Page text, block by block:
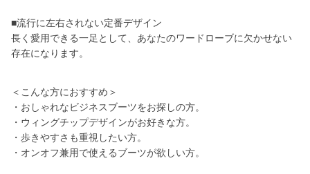
■流行に左右されない定番デザイン
長く愛用できる一足として、あなたのワードローブに欠かせない
存在になります。
＜こんな方におすすめ＞
・おしゃれなビジネスブーツをお探しの方。
・ウィングチップデザインがお好きな方。
・歩きやすさも重視したい方。
・オンオフ兼用で使えるブーツが欲しい方。